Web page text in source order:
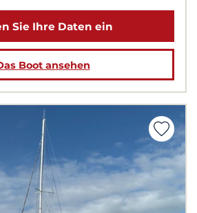
Sie Ihre Daten ein
Boot ansehen